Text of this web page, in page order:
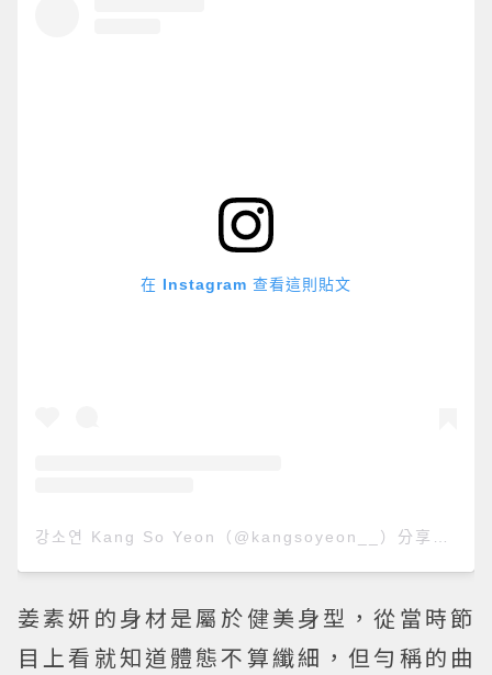
在 Instagram 查看這則貼文
姜素妍的身材是屬於健美身型，從當時節
目上看就知道體態不算纖細，但勻稱的曲